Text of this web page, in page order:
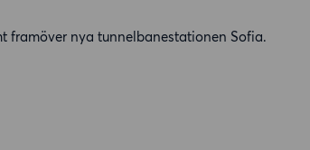
framöver nya tunnelbanestationen Sofia.